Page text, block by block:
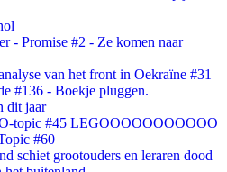
- Promise #2 - Ze komen naar
van het front in Oekraïne #31
#136 - Boekje pluggen.
dit jaar
topic #45 LEGOOOOOOOOOOO
#60
schiet grootouders en leraren dood